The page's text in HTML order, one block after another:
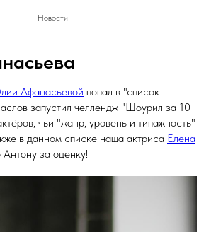
Новости
Афанасьевой попал в "список
запустил челлендж "Шоурил за 10
чьи "жанр, уровень и типажность"
в данном списке наша актриса Елена
за оценку!